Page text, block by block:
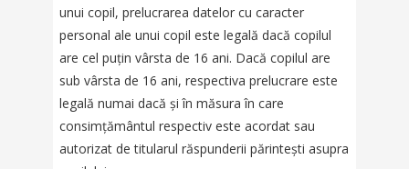
unui copil, prelucrarea datelor cu caracter
personal ale unui copil este legală dacă copilul
are cel puțin vârsta de 16 ani. Dacă copilul are
sub vârsta de 16 ani, respectiva prelucrare este
legală numai dacă și în măsura în care
consimțământul respectiv este acordat sau
autorizat de titularul răspunderii părintești asupra